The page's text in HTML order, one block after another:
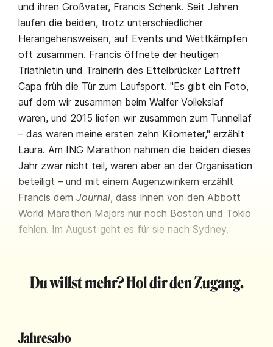
und ihren Großvater, Francis Schenk. Seit Jahren
laufen die beiden, trotz unterschiedlicher
Herangehensweisen, auf Events und Wettkämpfen
oft zusammen. Francis öffnete der heutigen
Triathletin und Trainerin des Ettelbrücker Laftreff
Capa früh die Tür zum Laufsport. "Es gibt ein Foto,
auf dem wir zusammen beim Walfer Vollekslaf
waren, und 2015 liefen wir zusammen zum Tunnellaf
– das waren meine ersten zehn Kilometer," erzählt
Laura. Am ING Marathon nahmen die beiden dieses
Jahr zwar nicht teil, waren aber an der Organisation
beteiligt – und mit einem Augenzwinkern erzählt
Francis dem Journal, dass ihnen von den Abbott
World Marathon Majors nur noch Boston und Tokio
fehlen. Im August geht es für sie nach Sydney.
Du willst mehr? Hol dir den Zugang.
Jahresabo